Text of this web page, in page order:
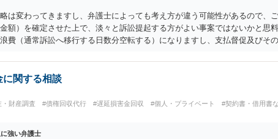
は変わってきますし、弁護士によっても考え方が違う可能性があるので
額）を確定させた上で、淡々と訴訟提起する方がよい事案ではないかと思
費（通常訴訟へ移行する日数分空転する）になりますし、支払督促及び
済の目処も立たずで精神的ダメージが大きく」という理由では、慰謝料請
に関する相談
財産調査 #債権回収代行 #遅延損害金回収 #個人・プライベート #契約書・借用書
強い弁護士